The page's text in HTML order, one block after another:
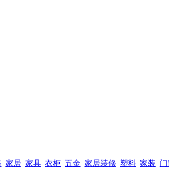
家居 家具 衣柜 五金 家居装修 塑料 家装 门